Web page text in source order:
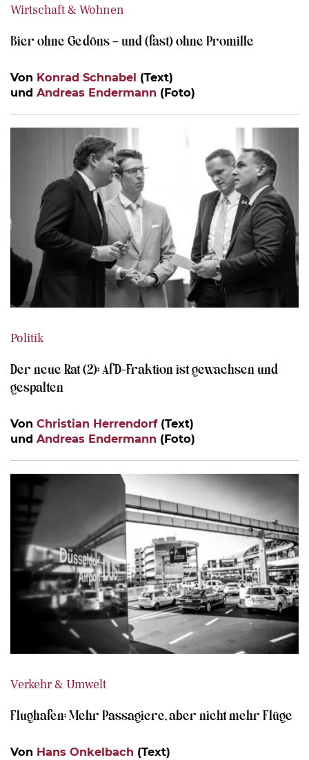
Wirtschaft & Wohnen
Bier ohne Gedöns – und (fast) ohne Promille
Von Konrad Schnabel (Text)
und Andreas Endermann (Foto)
Politik
Der neue Rat (2): AfD-Fraktion ist gewachsen und
gespalten
Von Christian Herrendorf(Text)
und Andreas Endermann (Foto)
Verkehr & Umwelt
Flughafen: Mehr Passagiere, aber nicht mehr Flüge
Von Hans Onkelbach (Text)